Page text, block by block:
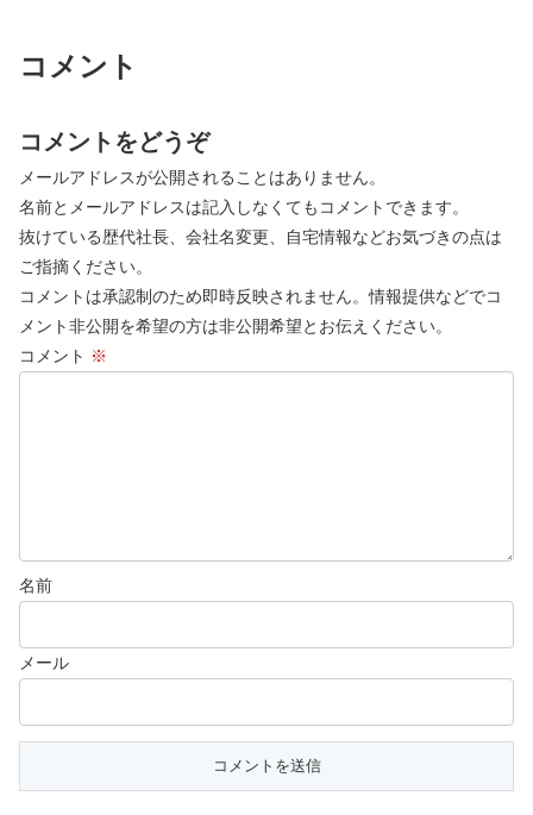
コメント
コメントをどうぞ
メールアドレスが公開されることはありません。
名前とメールアドレスは記入しなくてもコメントできます。
抜けている歴代社長、会社名変更、自宅情報などお気づきの点は
ご指摘ください。
コメントは承認制のため即時反映されません。情報提供などでコ
メント非公開を希望の方は非公開希望とお伝えください。
コメント ※
名前
メール